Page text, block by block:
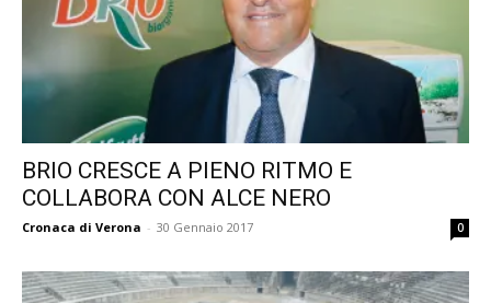
BRIO CRESCE A PIENO RITMO E
COLLABORA CON ALCE NERO
Cronaca di Verona - 30 Gennaio 2017 0